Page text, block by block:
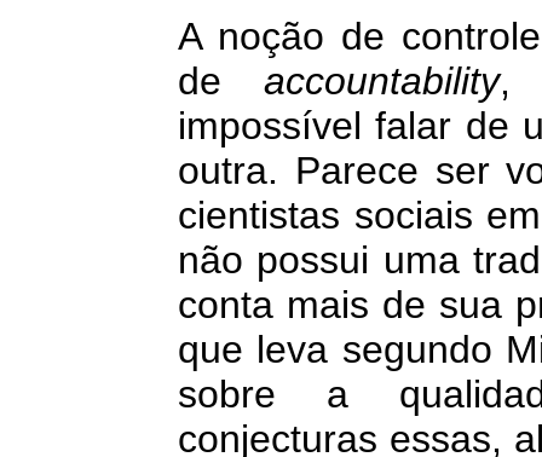
A noção de
deaccountability,
impossível falar de
outra. Parece ser
cientistas sociais
não possui uma
conta mais de sua
que leva segundo
sobre a
conjecturas essas,